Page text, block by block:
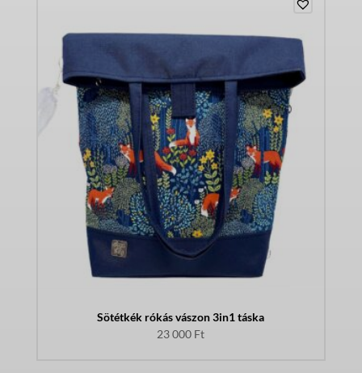
Sötétkék rókás vászon 3in1 táska
23 000 Ft